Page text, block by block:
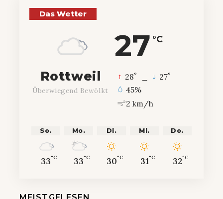
Das Wetter
27 °C
Rottweil
Überwiegend Bewölkt
28° 27°
45%
2 km/h
So.
33°C
Mo.
33°C
Di.
30°C
Mi.
31°C
Do.
32°C